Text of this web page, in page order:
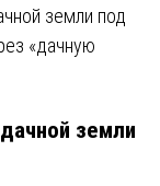
земли под
«дачную
земли